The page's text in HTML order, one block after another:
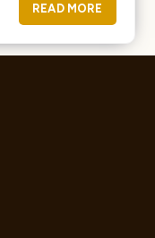
READ MORE